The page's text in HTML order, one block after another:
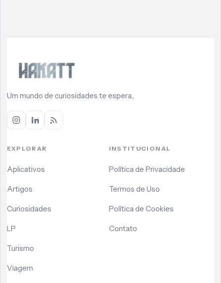
Um mundo de curiosidades te espera...
EXPLORAR
Aplicativos
Artigos
Curiosidades
LP
Turismo
Viagem
INSTITUCIONAL
Política de Privacidade
Termos de Uso
Política de Cookies
Contato